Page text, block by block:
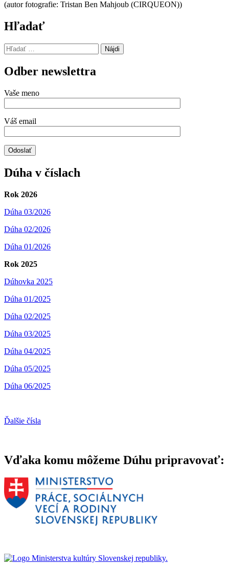
(autor fotografie: Tristan Ben Mahjoub (CIRQUEON))
Hľadať
Hľadať:
Odber newslettra
Vaše meno
Váš email
Dúha v číslach
Rok 2026
Dúha 03/2026
Dúha 02/2026
Dúha 01/2026
Rok 2025
Dúhovka 2025
Dúha 01/2025
Dúha 02/2025
Dúha 03/2025
Dúha 04/2025
Dúha 05/2025
Dúha 06/2025
Ďalšie čísla
Vďaka komu môžeme Dúhu pripravovať: